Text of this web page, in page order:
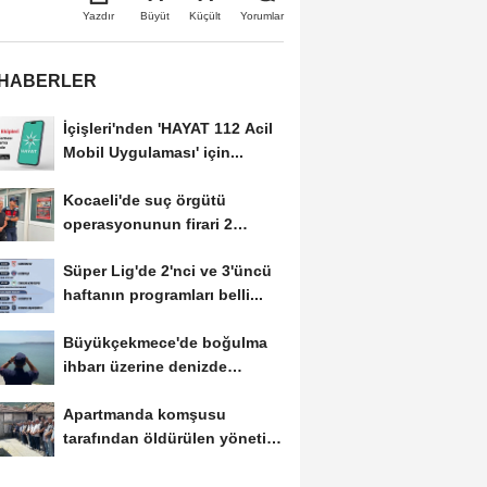
Yazdır Büyüt Küçült Yorumlar
İçişleri'nden 'HAYAT 112 Acil
Mobil Uygulaması' için...
Kocaeli'de suç örgütü
operasyonunun firari 2
Süper Lig'de 2'nci ve 3'üncü
haftanın programları belli...
Büyükçekmece'de boğulma
ihbarı üzerine denizde
Apartmanda komşusu
tarafından öldürülen yönetici